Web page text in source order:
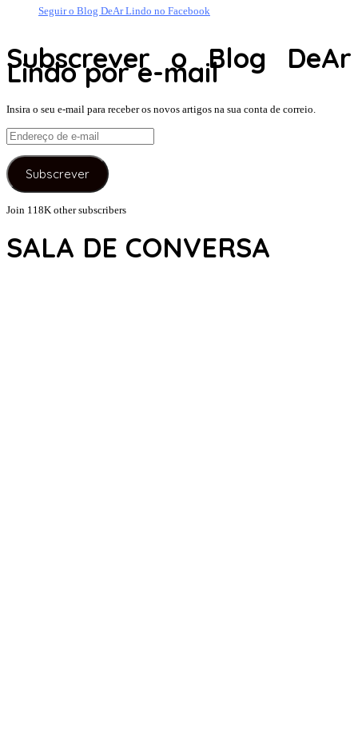
Seguir o Blog DeAr Lindo no Facebook
Subscrever o Blog DeAr
Lindo por e-mail
Insira o seu e-mail para receber os novos artigos na sua conta de correio.
Endereço
de
e-
mail
Subscrever
Join 118K other subscribers
SALA DE CONVERSA